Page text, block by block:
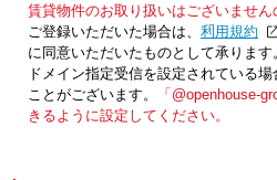
賃貸物件のお取り扱いはございません
ご登録いただいた場合は、「利用規約
に同意いただいたものとして承ります
ドメイン指定受信を設定されている
ことがございます。
「@openhouse-
きるように設定してください。